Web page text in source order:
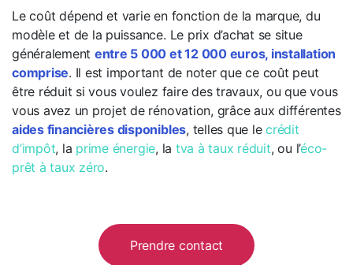
Le coût dépend et varie en fonction de la marque, du
modèle et de la puissance. Le prix d’achat se situe
généralement entre 5 000 et 12 000 euros, installation
comprise. Il est important de noter que ce coût peut
être réduit si vous voulez faire des travaux, ou que vous
vous avez un projet de rénovation, grâce aux différentes
aides financières disponibles, telles que lecrédit
d’impôt, la prime énergie, la tva à taux réduit, ou l’éco-
prêt à taux zéro.
Prendre contact